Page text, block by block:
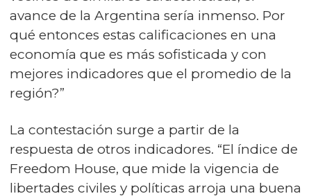
avance de la Argentina sería inmenso. Por
qué entonces estas calificaciones en una
economía que es más sofisticada y con
mejores indicadores que el promedio de la
región?”
La contestación surge a partir de la
respuesta de otros indicadores. “El índice de
Freedom House, que mide la vigencia de
libertades civiles y políticas arroja una buena